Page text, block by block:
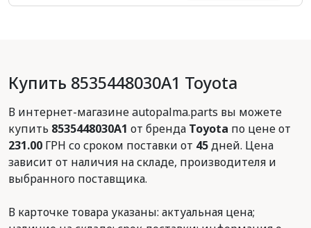
Купить 8535448030A1 Toyota
В интернет-магазине autopalma.parts вы можете
купить 8535448030A1 от бренда Toyota по цене от
231.00 ГРН со сроком поставки от 45дней. Цена
зависит от наличия на складе, производителя и
выбранного поставщика.
В карточке товара указаны: актуальная цена;